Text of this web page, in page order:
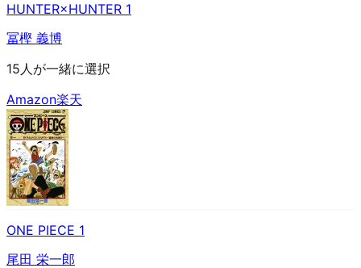
HUNTER×HUNTER 1
冨樫 義博
15人が一緒に選択
Amazon楽天
ONE PIECE 1
尾田 栄一郎